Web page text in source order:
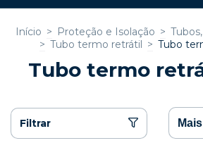
Início > Proteção e Isolação >
> Tubo termo retrátil > Tubo
Tubo termo
Filtrar